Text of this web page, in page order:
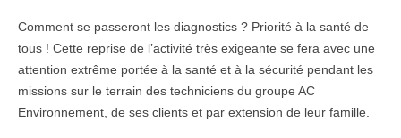
Comment se passeront les diagnostics ? Priorité à la santé de
tous ! Cette reprise de l’activité très exigeante se fera avec une
attention extrême portée à la santé et à la sécurité pendant les
missions sur le terrain des techniciens du groupe AC
Environnement, de ses clients et par extension de leur famille